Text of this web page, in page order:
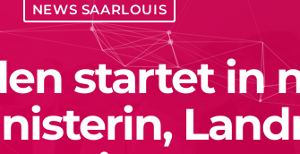
NEWS SAARLOUIS
startet in